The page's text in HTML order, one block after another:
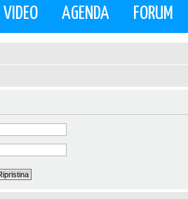
VIDEO AGENDA FORUM